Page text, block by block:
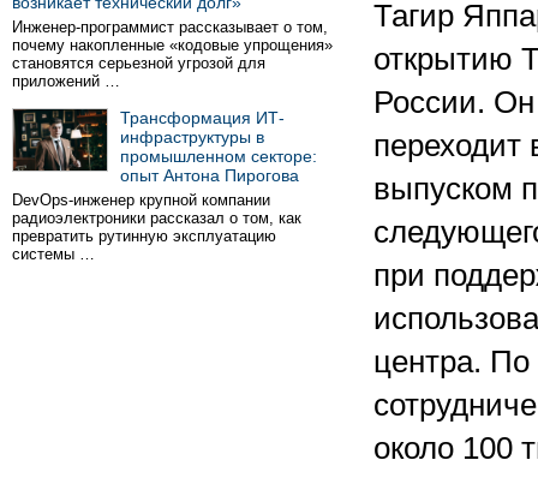
Инженер-программист рассказывает о том,
почему накопленные «кодовые упрощения»
становятся серьезной угрозой для
приложений …
Трансформация ИТ-
инфраструктуры в
промышленном секторе:
опыт Антона Пирогова
DevOps-инженер крупной компании
радиоэлектроники рассказал о том, как
превратить рутинную эксплуатацию
системы …
Тагир
открытию
России. Он
переходит
выпуском
при
центра. По
около 100